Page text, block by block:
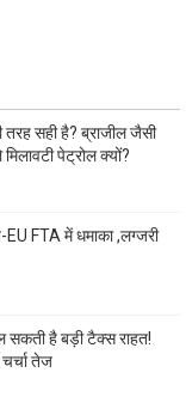
तरह सही है? ब्राजील जैसी
पेट्रोल क्यों?
EU FTA में धमाका ,लग्जरी
सकती है बड़ी टैक्स राहत!
तेज